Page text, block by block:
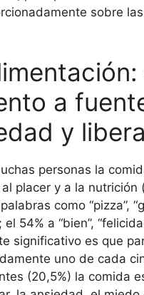
sobre
a
y
personas la
placer y a la nutrición
como “pizza”,
el 54% a “bien”,
significativo es que
uno de cada
(20,5%) la comida